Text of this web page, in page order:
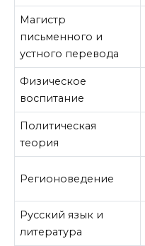
Магистр
письменного и
устного перевода
Физическое
воспитание
Политическая
теория
Регионоведение
Русский язык и
литература